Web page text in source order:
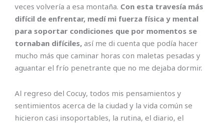
veces volvería a esa montaña. Con esta travesía más
difícil de enfrentar, medí mi fuerza física y mental
para soportar condiciones que por momentos se
tornaban difíciles, así me di cuenta que podía hacer
mucho más que caminar horas con maletas pesadas y
aguantar el frío penetrante que no me dejaba dormir.
Al regreso del Cocuy, todos mis pensamientos y
sentimientos acerca de la ciudad y la vida común se
hicieron casi insoportables, la rutina, el diario, el